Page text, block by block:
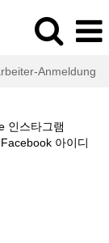
Anmeldung
인스타그램
아이디